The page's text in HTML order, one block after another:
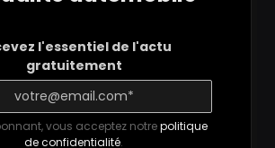
l'essentiel de l'actu
gratuitement
vous acceptez notrepolitique
de confidentialité.